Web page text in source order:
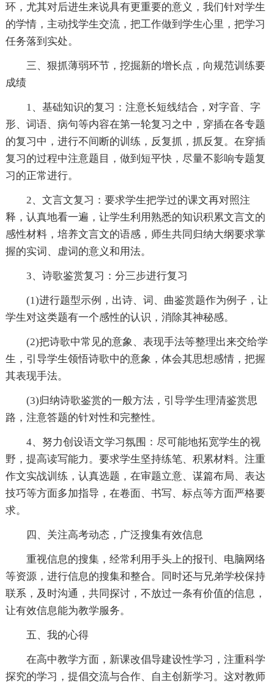
环，尤其对后进生来说具有更重要的意义，我们针对学生
的学情，主动找学生交流，把工作做到学生心里，把学习
任务落到实处。
三、狠抓薄弱环节，挖掘新的增长点，向规范训练要
成绩
1、基础知识的复习：注意长短线结合，对字音、字
形、词语、病句等内容在第一轮复习之中，穿插在各专题
的复习中，进行不间断的训练，反复抓，抓反复。在穿插
复习的过程中注意题目，做到短平快，尽量不影响专题复
习的正常进行。
2、文言文复习：要求学生把学过的课文再对照注
释，认真地看一遍，让学生利用熟悉的知识积累文言文的
感性材料，培养文言文的语感，师生共同归纳大纲要求掌
握的实词、虚词的意义和用法。
3、诗歌鉴赏复习：分三步进行复习
(1)进行题型示例，出诗、词、曲鉴赏题作为例子，让
学生对这类题有一个感性的认识，消除其神秘感。
(2)把诗歌中常见的意象、表现手法等整理出来交给学
生，引导学生领悟诗歌中的意象，体会其思想感情，把握
其表现手法。
(3)归纳诗歌鉴赏的一般方法，引导学生理清鉴赏思
路，注意答题的针对性和完整性。
4、努力创设语文学习氛围：尽可能地拓宽学生的视
野，提高读写能力。要求学生坚持练笔、积累材料。注重
作文实战训练，认真选题，在审题立意、谋篇布局、表达
技巧等方面多加指导，在卷面、书写、标点等方面严格要
求。
四、关注高考动态，广泛搜集有效信息
重视信息的搜集，经常利用手头上的报刊、电脑网络
等资源，进行信息的搜集和整合。同时还与兄弟学校保持
联系，及时沟通，共同探讨，不放过一条有价值的信息，
让有效信息能为教学服务。
五、我的心得
在高中教学方面，新课改倡导建设性学习，注重科学
探究的学习，提倡交流与合作、自主创新学习。这对教师